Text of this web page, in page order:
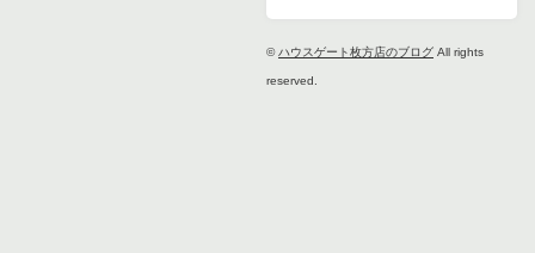
©ハウスゲート枚方店のブログ All rights
reserved.